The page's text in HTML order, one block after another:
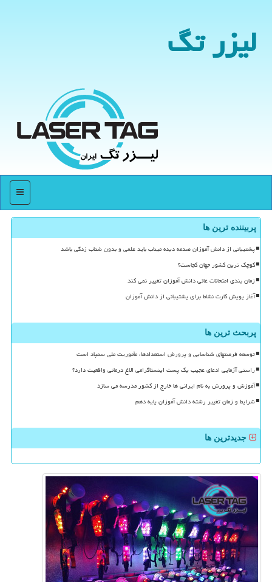
لیزر تگ
منو
پربیننده ترین ها
پشتیبانی از دانش آموزان صدمه دیده میناب باید علمی و بدون شتاب زدگی باشد
کوچک ترین کشور جهان کجاست؟
زمان بندی امتحانات غائی دانش آموزان تغییر نمی کند
آغاز پویش کارت نشاط برای پشتیبانی از دانش آموزان
پربحث ترین ها
توسعه فرصتهای شناسایی و پرورش استعدادها، مأموریت ملی سمپاد است
راستی آزمایی ادعای عجیب یک پست اینستاگرامی الاغ درمانی واقعیت دارد؟
آموزش و پرورش به نام ایرانی ها خارج از کشور مدرسه می سازد
شرایط و زمان تغییر رشته دانش آموزان پایه دهم
جدیدترین ها